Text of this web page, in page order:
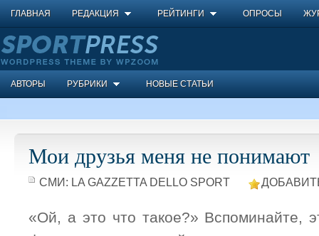
ГЛАВНАЯ РЕДАКЦИЯ РЕЙТИНГИ ОПРОСЫ
АВТОРЫ РУБРИКИ НОВЫЕ СТАТЬИ
Мои друзья меня не понимают
СМИ: LA GAZZETTA DELLO SPORT
«Ой, а это что такое?» Вспоминайте,